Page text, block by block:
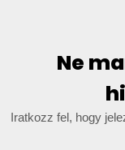
Ne
Iratkozz fel, hogy